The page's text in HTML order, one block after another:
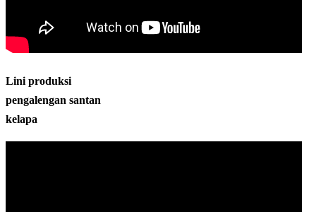
Lini produksi
pengalengan santan
kelapa